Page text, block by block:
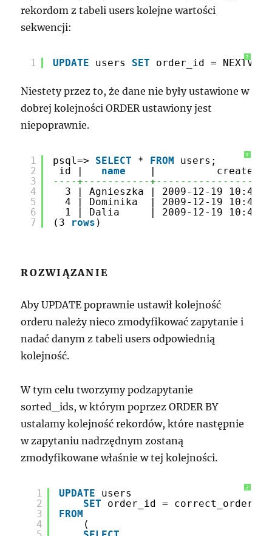
rekordom z tabeli users kolejne wartości
sekwencji:
?
1 UPDATE users SET order_id = NEXTVAL(
Niestety przez to, że dane nie były ustawione w
dobrej kolejności ORDER ustawiony jest
niepoprawnie.
?
1
2
3
4
5
6
7
psql=> SELECT * FROM
users;
id | name
|          created
----+-----------
3 | Agnieszka | 2009-12-19
4 | Dominika  | 2009-12-19
1 | Dalia     | 2009-12-19
(3 rows )
ROZWIĄZANIE
Aby UPDATE poprawnie ustawił kolejność
orderu należy nieco zmodyfikować zapytanie i
nadać danym z tabeli users odpowiednią
kolejność.
W tym celu tworzymy podzapytanie
sorted_ids, w którym poprzez ORDER BY
ustalamy kolejność rekordów, które następnie
w zapytaniu nadrzędnym zostaną
zmodyfikowane właśnie w tej kolejności.
?
1
2
3
4
UPDATE
users
SET
order_id = correct_order_id
FROM
(